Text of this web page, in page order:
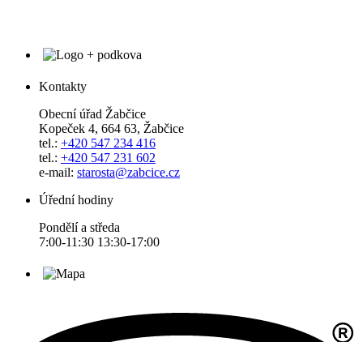
Kontakty
Obecní úřad Žabčice
Kopeček 4, 664 63, Žabčice
tel.: +420 547 234 416
tel.: +420 547 231 602
e-mail: starosta@zabcice.cz
Úřední hodiny
Pondělí a středa
7:00-11:30 13:30-17:00